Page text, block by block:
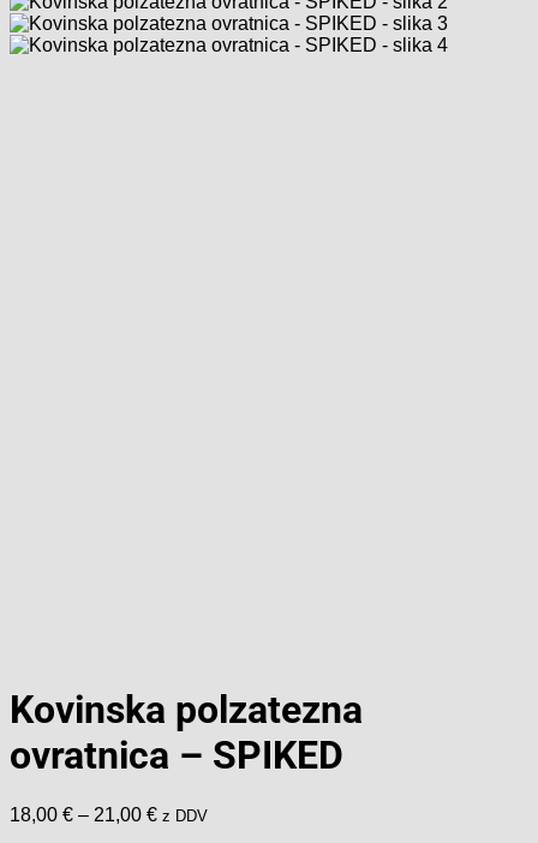
Kovinska polzatezna
ovratnica – SPIKED
18,00 € – 21,00 €Cenovni
z DDV